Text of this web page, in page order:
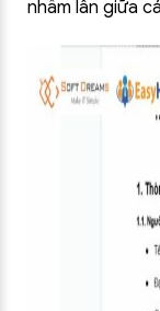
nhầm lẫn giữa